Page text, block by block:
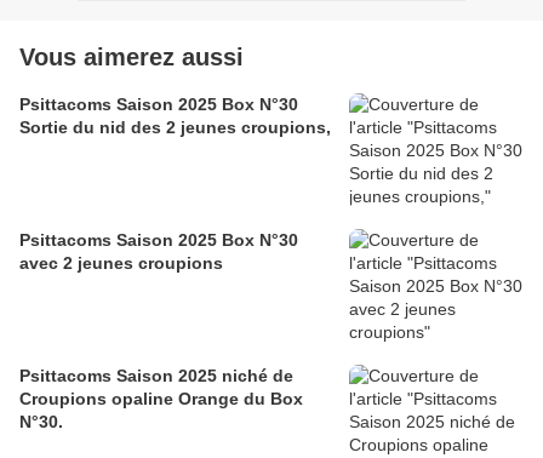
Vous aimerez aussi
Psittacoms Saison 2025 Box N°30
Sortie du nid des 2 jeunes croupions,
Psittacoms Saison 2025 Box N°30
avec 2 jeunes croupions
Psittacoms Saison 2025 niché de
Croupions opaline Orange du Box
N°30.